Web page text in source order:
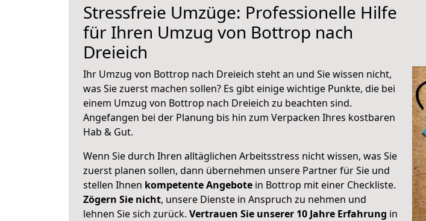
Stressfreie Umzüge: Professionelle Hilfe
für Ihren Umzug von Bottrop nach
Dreieich
Ihr Umzug von Bottrop nach Dreieich steht an und Sie wissen nicht,
was Sie zuerst machen sollen? Es gibt einige wichtige Punkte, die bei
einem Umzug von Bottrop nach Dreieich zu beachten sind.
Angefangen bei der Planung bis hin zum Verpacken Ihres kostbaren
Hab & Gut.
Wenn Sie durch Ihren alltäglichen Arbeitsstress nicht wissen, was Sie
zuerst planen sollen, dann übernehmen unsere Partner für Sie und
stellen Ihnen kompetente Angebote in Bottrop mit einer Checkliste.
Zögern Sie nicht, unsere Dienste in Anspruch zu nehmen und
lehnen Sie sich zurück. Vertrauen Sie unserer 10 Jahre Erfahrung in